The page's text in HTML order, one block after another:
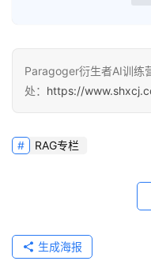
形
绘
梦
青
白
Paragoger衍生者AI训练
处： https://
RAG专栏
生成海报